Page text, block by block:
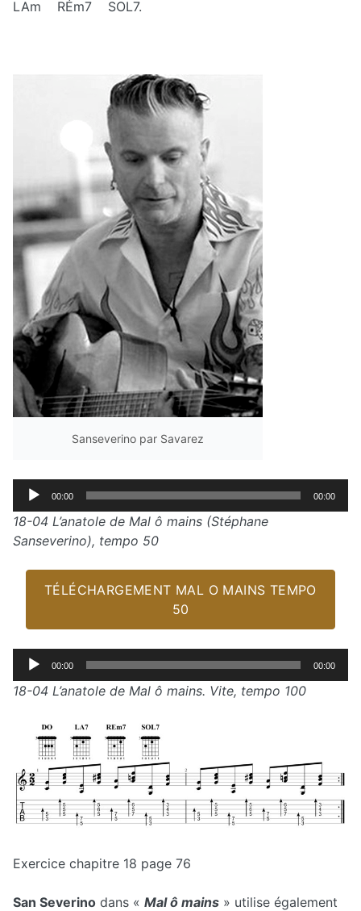
LAm RÉm7 SOL7.
Sanseverino par Savarez
Lecteur00:00 00:00
18-04 L’anatole de Mal ô mains (Stéphane
Sanseverino), tempo 50
TÉLÉCHARGEMENT MAL O MAINS TEMPO
50
Lecteur00:00 00:00
18-04 L’anatole de Mal ô mains. Vite, tempo 100
Exercice chapitre 18 page 76
San Severino dans « Mal ô mains » utilise également